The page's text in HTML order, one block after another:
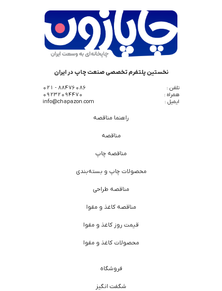
نخستین پلتفرم تخصصی صنعت چاپ در ایران
تلفن :
88476086 - 021
همراه :
09232094470
ایمیل :
info@chapazon.com
راهنما مناقصه
مناقصه
مناقصه چاپ
محصولات چاپ و بسته‌بندی
مناقصه طراحی
مناقصه کاغذ و مقوا
قیمت روز کاغذ و مقوا
محصولات کاغذ و مقوا
فروشگاه
شگفت انگیز